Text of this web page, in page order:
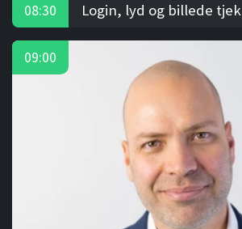
08:30 Login, lyd og billede tjek
09:00